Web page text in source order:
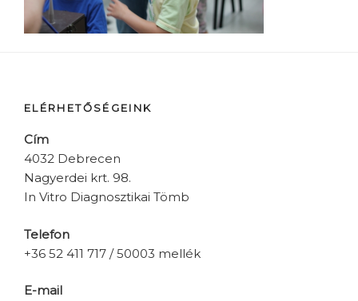
ELÉRHETŐSÉGEINK
Cím
4032 Debrecen
Nagyerdei krt. 98.
In Vitro Diagnosztikai Tömb
Telefon
+36 52 411 717 / 50003 mellék
E-mail